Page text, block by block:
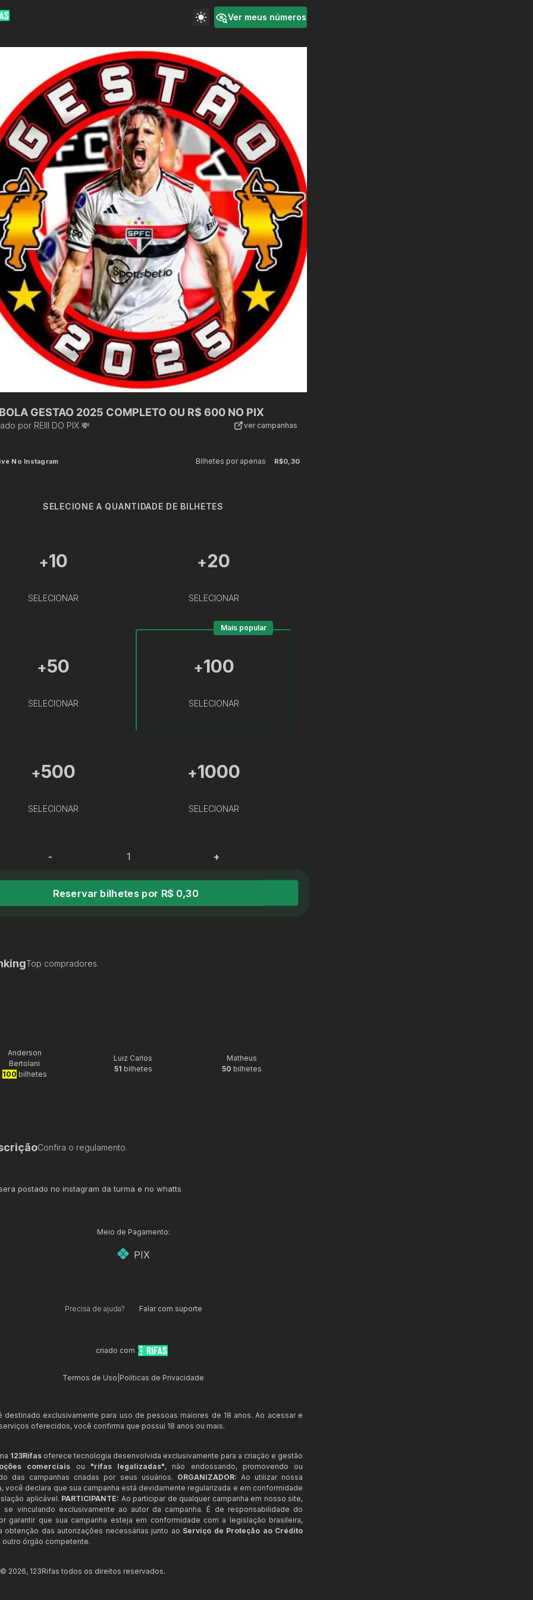
Ver meus números
GESTAO 2025 COMPLETO OU R$ 600 NO PIX
por REIII DO PIX 💸 ver campanhas
No Instagram Bilhetes por apenas R$0,30
SELECIONE A QUANTIDADE DE BILHETES
+10
SELECIONAR
+20
SELECIONAR
+50
SELECIONAR
+100
SELECIONAR
Mais popular
+500
SELECIONAR
+1000
SELECIONAR
- +
Reservar bilhetes por R$ 0,30
Top compradores.
Anderson
Bertolani
100 bilhetes
Luiz Carlos
51 bilhetes
Matheus
50 bilhetes
Confira o regulamento.
postado no instagram da turma e no whatts
Meio de Pagamento:
PIX
Precisa de ajuda? Falar com suporte
criado com
Termos de Uso Políticas de Privacidade
destinado exclusivamente para uso de pessoas maiores de 18 anos. Ao acessar e
oferecidos, você confirma que possui 18 anos ou mais.
123Rifas oferece tecnologia desenvolvida exclusivamente para a criação e gestão
comerciais ou "rifas legalizadas", não endossando, promovendo ou
das campanhas criadas por seus usuários. ORGANIZADOR: Ao utilizar nossa
você declara que sua campanha está devidamente regularizada e em conformidade
aplicável. PARTICIPANTE: Ao participar de qualquer campanha em nosso site,
se vinculando exclusivamente ao autor da campanha. É de responsabilidade do
garantir que sua campanha esteja em conformidade com a legislação brasileira,
obtenção das autorizações necessárias junto ao Serviço de Proteção ao Crédito
órgão competente.
© 2026, 123Rifas todos os direitos reservados.